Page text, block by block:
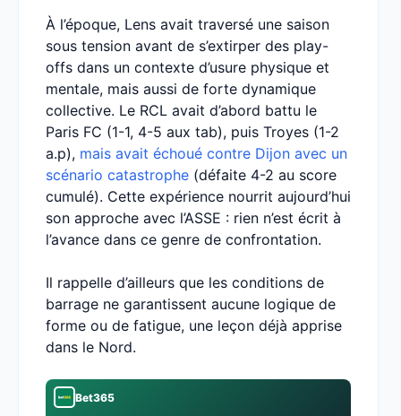
À l’époque, Lens avait traversé une saison
sous tension avant de s’extirper des play-
offs dans un contexte d’usure physique et
mentale, mais aussi de forte dynamique
collective. Le RCL avait d’abord battu le
Paris FC (1-1, 4-5 aux tab), puis Troyes (1-2
a.p), mais avait échoué contre Dijon avec un
scénario catastrophe (défaite 4-2 au score
cumulé). Cette expérience nourrit aujourd’hui
son approche avec l’ASSE : rien n’est écrit à
l’avance dans ce genre de confrontation.
Il rappelle d’ailleurs que les conditions de
barrage ne garantissent aucune logique de
forme ou de fatigue, une leçon déjà apprise
dans le Nord.
Bet365